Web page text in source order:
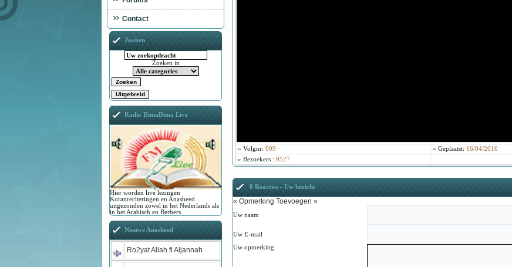
» Volgnr: 009 » Geplaatst: 16/04/2010
» Bezoekers : 9527
0 Reacties - Uw bericht
« Opmerking Toevoegen »
Uw naam
Uw E-mail
Uw opmerking
Contact
Zoeken
Zoeken in
Radio DimaDima Live
Hier worden live lezingen
Koranreciteringen en Anasheed
uitgezonden zowel in het Nederlands als
in het Arabisch en Berbers.
Nieuwe Anasheed
Ro2yat Allah fi Aljannah